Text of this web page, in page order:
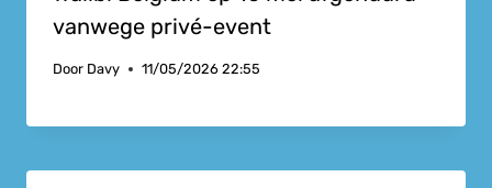
vanwege privé-event
Door Davy 11/05/2026 22:55